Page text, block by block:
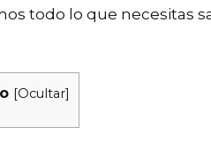
todo lo que necesitas
[Ocultar]